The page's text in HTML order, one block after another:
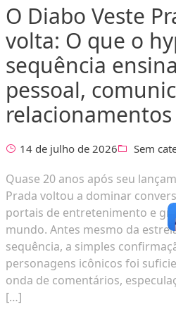
O Diabo Veste
volta: O que o
sequência
pessoal,
relacionamentos
14 de julho de 2026 Sem
Quase 20 anos após seu
Prada voltou a dominar
portais de entretenimento e
mundo. Antes mesmo da
sequência, a simples
personagens icônicos foi
onda de comentários,
[…]